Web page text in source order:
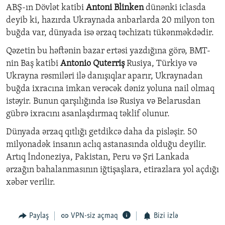
ABŞ-ın Dövlət katibi Antoni Blinkendünənki iclasda
deyib ki, hazırda Ukraynada anbarlarda 20 milyon ton
buğda var, dünyada isə ərzaq təchizatı tükənməkdədir.
Qəzetin bu həftənin bazar ertəsi yazdığına görə, BMT-
nin Baş katibi Antonio QuterrişRusiya, Türkiyə və
Ukrayna rəsmiləri ilə danışıqlar aparır, Ukraynadan
buğda ixracına imkan verəcək dəniz yoluna nail olmaq
istəyir. Bunun qarşılığında isə Rusiya və Belarusdan
gübrə ixracını asanlaşdırmaq təklif olunur.
Dünyada ərzaq qıtlığı getdikcə daha da pisləşir. 50
milyonadək insanın aclıq astanasında olduğu deyilir.
Artıq İndoneziya, Pakistan, Peru və Şri Lankada
ərzağın bahalanmasının iğtişaşlara, etirazlara yol açdığı
xəbər verilir.
Paylaş VPN-siz açmaq Bizi izlə